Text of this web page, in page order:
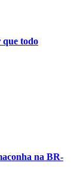
todo
na BR-